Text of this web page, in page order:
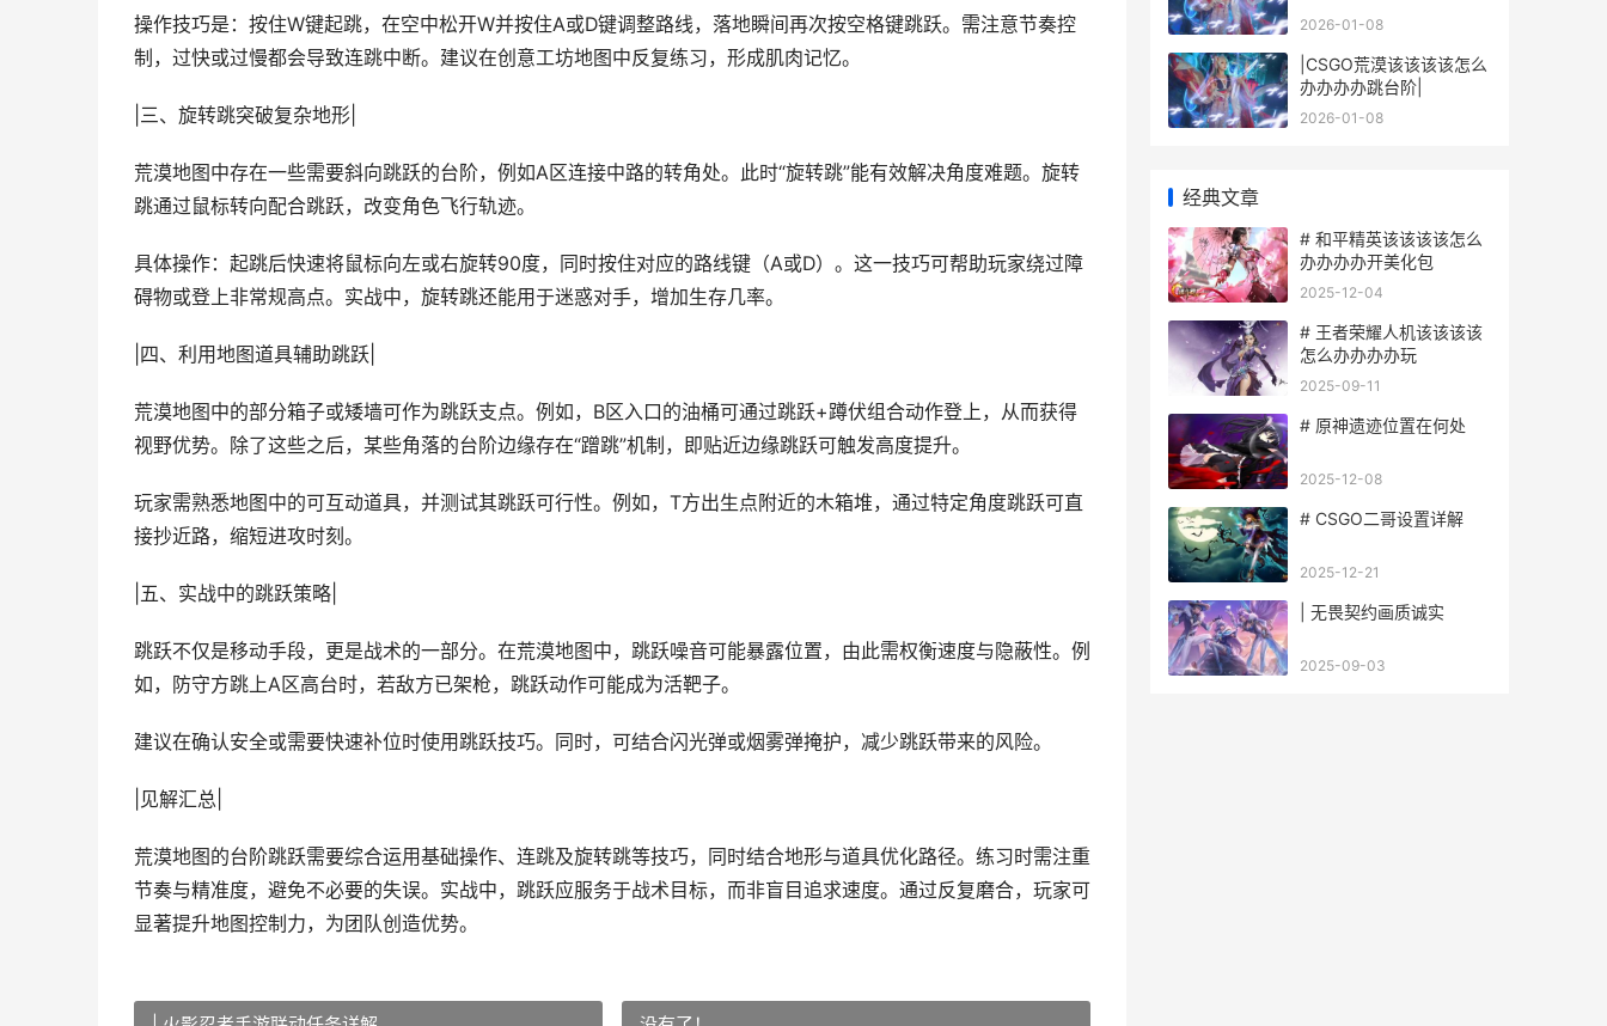
操作技巧是：按住W键起跳，在空中松开W并按住A或D键调整路线，落地瞬间再次按空格键跳跃。需注意节奏控
制，过快或过慢都会导致连跳中断。建议在创意工坊地图中反复练习，形成肌肉记忆。
|三、旋转跳突破复杂地形|
荒漠地图中存在一些需要斜向跳跃的台阶，例如A区连接中路的转角处。此时“旋转跳”能有效解决角度难题。旋转
跳通过鼠标转向配合跳跃，改变角色飞行轨迹。
具体操作：起跳后快速将鼠标向左或右旋转90度，同时按住对应的路线键（A或D）。这一技巧可帮助玩家绕过障
碍物或登上非常规高点。实战中，旋转跳还能用于迷惑对手，增加生存几率。
|四、利用地图道具辅助跳跃|
荒漠地图中的部分箱子或矮墙可作为跳跃支点。例如，B区入口的油桶可通过跳跃+蹲伏组合动作登上，从而获得
视野优势。除了这些之后，某些角落的台阶边缘存在“蹭跳”机制，即贴近边缘跳跃可触发高度提升。
玩家需熟悉地图中的可互动道具，并测试其跳跃可行性。例如，T方出生点附近的木箱堆，通过特定角度跳跃可直
接抄近路，缩短进攻时刻。
|五、实战中的跳跃策略|
跳跃不仅是移动手段，更是战术的一部分。在荒漠地图中，跳跃噪音可能暴露位置，由此需权衡速度与隐蔽性。例
如，防守方跳上A区高台时，若敌方已架枪，跳跃动作可能成为活靶子。
建议在确认安全或需要快速补位时使用跳跃技巧。同时，可结合闪光弹或烟雾弹掩护，减少跳跃带来的风险。
|见解汇总|
荒漠地图的台阶跳跃需要综合运用基础操作、连跳及旋转跳等技巧，同时结合地形与道具优化路径。练习时需注重
节奏与精准度，避免不必要的失误。实战中，跳跃应服务于战术目标，而非盲目追求速度。通过反复磨合，玩家可
显著提升地图控制力，为团队创造优势。
2026-01-08
|CSGO荒漠该该该该怎么
办办办办跳台阶|
2026-01-08
经典文章
# 和平精英该该该该怎么
办办办办开美化包
2025-12-04
# 王者荣耀人机该该该该
怎么办办办办玩
2025-09-11
# 原神遗迹位置在何处
2025-12-08
# CSGO二哥设置详解
2025-12-21
| 无畏契约画质诚实
2025-09-03